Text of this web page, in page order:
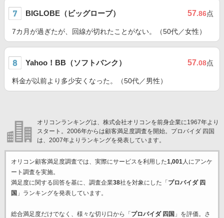
BIGLOBE（ビッグローブ） 57.86点
7カ月が過ぎたが、回線が切れたことがない。（50代／女性）
Yahoo！BB（ソフトバンク） 57.08点
料金が以前より多少安くなった。（50代／男性）
オリコンランキングは、株式会社オリコンを前身企業に1967年より
スタート。2006年からは顧客満足度調査を開始。プロバイダ 四国
は、2007年よりランキングを発表しています。
オリコン顧客満足度調査では、実際にサービスを利用した1,001人にアンケ
ート調査を実施。
満足度に関する回答を基に、調査企業38社を対象にした「 プロバイダ 四
国 」ランキングを発表しています。
総合満足度だけでなく、様々な切り口から「 プロバイダ 四国 」を評価。さ